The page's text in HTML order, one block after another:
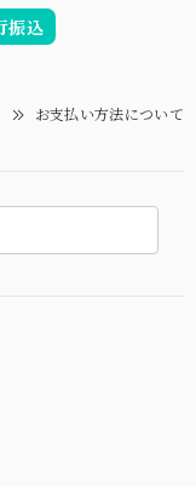
振込
お支払い方法について